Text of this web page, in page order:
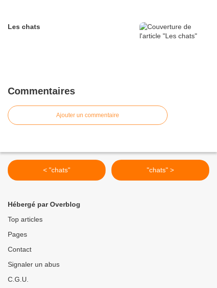
Les chats
Commentaires
Ajouter un commentaire
< "chats" "chats" >
Hébergé par Overblog
Top articles
Pages
Contact
Signaler un abus
C.G.U.